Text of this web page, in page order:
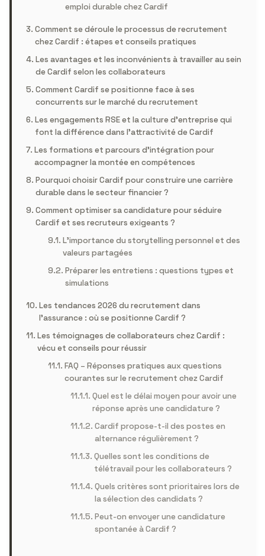
emploi durable chez Cardif
Comment se déroule le processus de recrutement
chez Cardif : étapes et conseils pratiques
Les avantages et les inconvénients à travailler au sein
de Cardif selon les collaborateurs
Comment Cardif se positionne face à ses
concurrents sur le marché du recrutement
Les engagements RSE et la culture d’entreprise qui
font la différence dans l’attractivité de Cardif
Les formations et parcours d’intégration pour
accompagner la montée en compétences
Pourquoi choisir Cardif pour construire une carrière
durable dans le secteur financier ?
Comment optimiser sa candidature pour séduire
Cardif et ses recruteurs exigeants ?
L’importance du storytelling personnel et des
valeurs partagées
Préparer les entretiens : questions types et
simulations
Les tendances 2026 du recrutement dans
l’assurance : où se positionne Cardif ?
Les témoignages de collaborateurs chez Cardif :
vécu et conseils pour réussir
FAQ – Réponses pratiques aux questions
courantes sur le recrutement chez Cardif
Quel est le délai moyen pour avoir une
réponse après une candidature ?
Cardif propose-t-il des postes en
alternance régulièrement ?
Quelles sont les conditions de
télétravail pour les collaborateurs ?
Quels critères sont prioritaires lors de
la sélection des candidats ?
Peut-on envoyer une candidature
spontanée à Cardif ?